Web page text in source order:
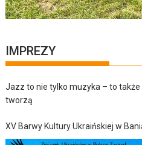
IMPREZY
Jazz to nie tylko muzyka – to
tworzą
XV Barwy Kultury Ukraińskiej w